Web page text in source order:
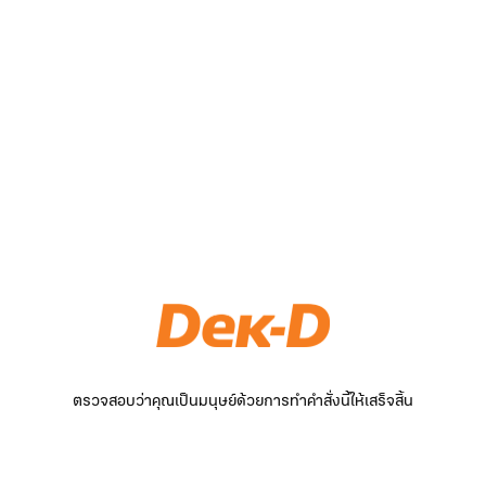
ตรวจสอบว่าคุณเป็นมนุษย์ด้วยการทำคำสั่งนี้ให้เสร็จสิ้น